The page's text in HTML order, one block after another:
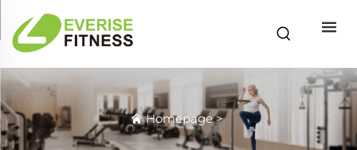
Homepage>